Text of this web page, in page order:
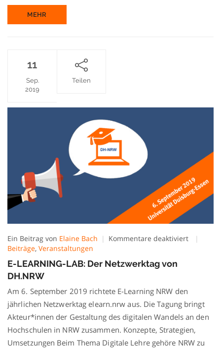
MEHR
11
Sep.
2019
Teilen
Ein Beitrag von Elaine Bach Kommentare deaktiviertfür
DH.NRW
Beiträge, Veranstaltungen
E-LEARNING-LAB: Der Netzwerktag von
DH.NRW
Am 6. September 2019 richtete E-Learning NRW den
jährlichen Netzwerktag elearn.nrw aus. Die Tagung bringt
Akteur*innen der Gestaltung des digitalen Wandels an den
Hochschulen in NRW zusammen. Konzepte, Strategien,
Umsetzungen Beim Thema Digitale Lehre gehöre NRW zu